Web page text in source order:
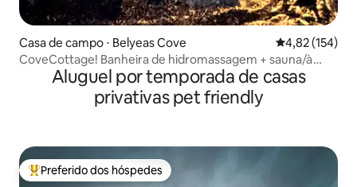
Casa de campo ⋅ Belyeas Cove 4,82 de uma
4,82 (154)
CoveCottage! Banheira de hidromassagem + sauna/à
beira do lago privativo
Aluguel por temporada de casas
privativas pet friendly
Entre os melhores preferidos dos hóspedes
Preferido dos hóspedes